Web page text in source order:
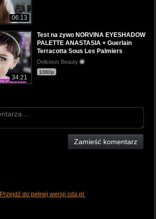
06:13
34:21
Test na zywo NORVINA EYESHADOW
PALETTE ANASTASIA + Guerlain
Terracotta Sous Les Palmiers
Delicious Beauty
1080p
Zamieść komentarz
Przejdź do pełnej wersji cda.pl